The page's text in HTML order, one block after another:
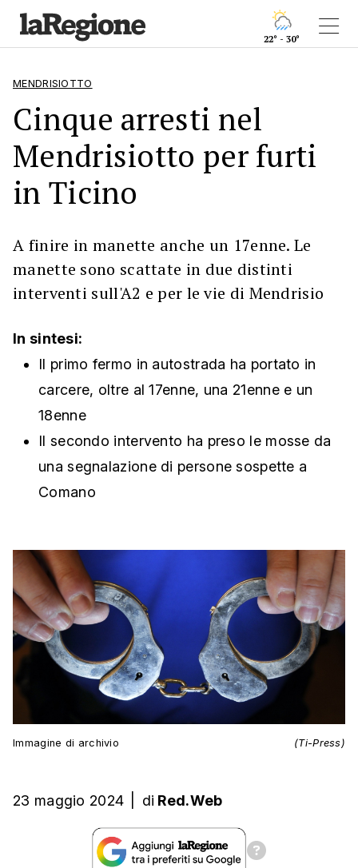
22° - 30°
MENDRISIOTTO
Cinque arresti nel
Mendrisiotto per furti
in Ticino
A finire in manette anche un 17enne. Le
manette sono scattate in due distinti
interventi sull'A2 e per le vie di Mendrisio
In sintesi:
Il primo fermo in autostrada ha portato in
carcere, oltre al 17enne, una 21enne e un
18enne
Il secondo intervento ha preso le mosse da
una segnalazione di persone sospette a
Comano
Immagine di archivio (Ti-Press)
23 maggio 2024 di Red.Web